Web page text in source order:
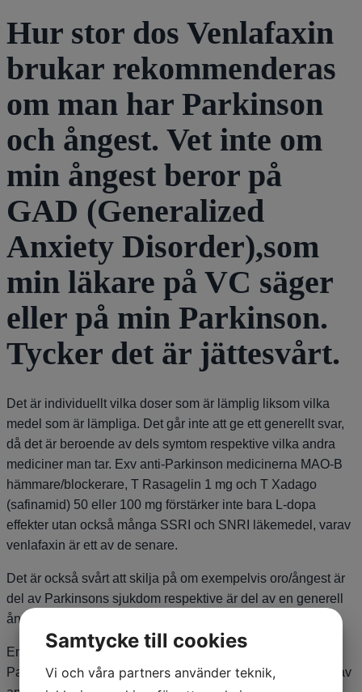
Hur stor dos Venlafaxin
brukar rekommenderas
om man har Parkinson
och ångest. Vet inte om
min ångest beror på
GAD (Generalized
Anxiety Disorder),som
min läkare på VC säger
eller på min Parkinson.
Tycker det är jättesvårt.
Det är individuellt vilka doser som är lämplig liksom vilka
medel som är lämpliga. Det går inte att ge ett generellt svar,
då det är beroende av dels symtom respektive vilka andra
mediciner man tar. Exv anti-Parkinson medicinerna MAO-B
hämmare/blockerare, T Rasagelin 1 mg och T Xadago
(safinamid) 50 eller 100 mg förstärker inte bara L-dopa
effekter utan också många SSRI och SNRI läkemedel, varav
venlafaxin är ett av de senare.
Det är också svårt att skilja på om exempelvis oro/ångest är
del av Parkinsons sjukdom respektive är del av en generell
ångest, då de ofta samverkar och påverkar varandra.
En del utmärkande drag för ångest som är relaterad till
Parkinsons sjukdom är att den kan variera med effekterna av
Samtycke till cookies
Vi och våra partners använder teknik,